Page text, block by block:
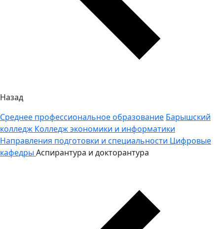
Назад
Среднее профессиональное образование Барышский
колледж Колледж экономики и информатики
Направления подготовки и специальности Цифровые
кафедры Аспирантура и докторантура